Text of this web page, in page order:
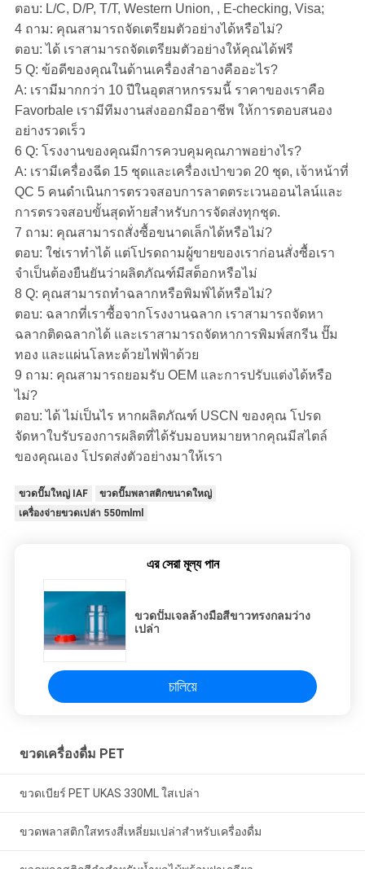
ตอบ: L/C, D/P, T/T, Western Union, , E-checking, Visa;
4 ถาม: คุณสามารถจัดเตรียมตัวอย่างได้หรือไม่?
ตอบ: ได้ เราสามารถจัดเตรียมตัวอย่างให้คุณได้ฟรี
5 Q: ข้อดีของคุณในด้านเครื่องสำอางคืออะไร?
A: เรามีมากกว่า 10 ปีในอุตสาหกรรมนี้ ราคาของเราคือ
Favorbale เรามีทีมงานส่งออกมืออาชีพ ให้การตอบสนอง
อย่างรวดเร็ว
6 Q: โรงงานของคุณมีการควบคุมคุณภาพอย่างไร?
A: เรามีเครื่องฉีด 15 ชุดและเครื่องเป่าขวด 20 ชุด, เจ้าหน้าที่
QC 5 คนดำเนินการตรวจสอบการลาดตระเวนออนไลน์และ
การตรวจสอบขั้นสุดท้ายสำหรับการจัดส่งทุกชุด.
7 ถาม: คุณสามารถสั่งซื้อขนาดเล็กได้หรือไม่?
ตอบ: ใช่เราทำได้ แต่โปรดถามผู้ขายของเราก่อนสั่งซื้อเรา
จำเป็นต้องยืนยันว่าผลิตภัณฑ์มีสต็อกหรือไม่
8 Q: คุณสามารถทำฉลากหรือพิมพ์ได้หรือไม่?
ตอบ: ฉลากที่เราซื้อจากโรงงานฉลาก เราสามารถจัดหา
ฉลากติดฉลากได้ และเราสามารถจัดหาการพิมพ์สกรีน ปั๊ม
ทอง และแผ่นโลหะด้วยไฟฟ้าด้วย
9 ถาม: คุณสามารถยอมรับ OEM และการปรับแต่งได้หรือ
ไม่?
ตอบ: ได้ ไม่เป็นไร หากผลิตภัณฑ์ USCN ของคุณ โปรด
จัดหาใบรับรองการผลิตที่ได้รับมอบหมายหากคุณมีสไตล์
ของคุณเอง โปรดส่งตัวอย่างมาให้เรา
ขวดปั๊มใหญ่ IAF
ขวดปั๊มพลาสติกขนาดใหญ่
เครื่องจ่ายขวดเปล่า 550mlml
এর সেরা মূল্য পান
ขวดปั๊มเจลล้างมือสีขาวทรงกลมว่าง
เปล่า
চালিয়ে
ขวดเครื่องดื่ม PET
ขวดเบียร์ PET UKAS 330ML ใสเปล่า
ขวดพลาสติกใสทรงสี่เหลี่ยมเปล่าสำหรับเครื่องดื่ม